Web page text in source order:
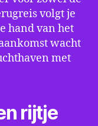
volgt je
hand van het
wacht
met
rijtje